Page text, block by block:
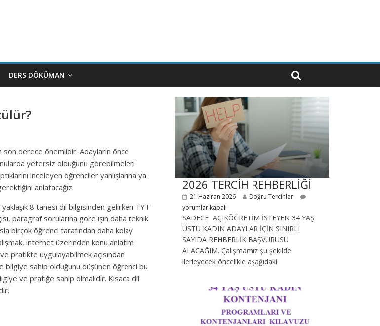
DERS DÖKÜMAN
son derece önemlidir. Adayların önce
yetersiz olduğunu görebilmeleri
inceleyen öğrenciler yanlışlarına ya
anlatacağız.
yaklaşık 8 tanesi dil bilgisinden gelirken TYT
paragraf sorularına göre işin daha teknik
birçok öğrenci tarafından daha kolay
internet üzerinden konu anlatım
pratikte uygulayabilmek açısından
bilgiye sahip olduğunu düşünen öğrenci bu
ve pratiğe sahip olmalıdır. Kısaca dil
2026 TERCİH REHBERLİĞİ
21 Haziran 2026
Doğru Tercihler
yorumlar kapalı
SADECE AÇIKÖĞRETİM İSTEYEN 34 YAŞ
ÜSTÜ KADIN ADAYLAR İÇİN SINIRLI
SAYIDA REHBERLİK BAŞVURUSU
ALACAĞIM. Çalışmamız şu şekilde
ilerleyecek öncelikle aşağıdaki